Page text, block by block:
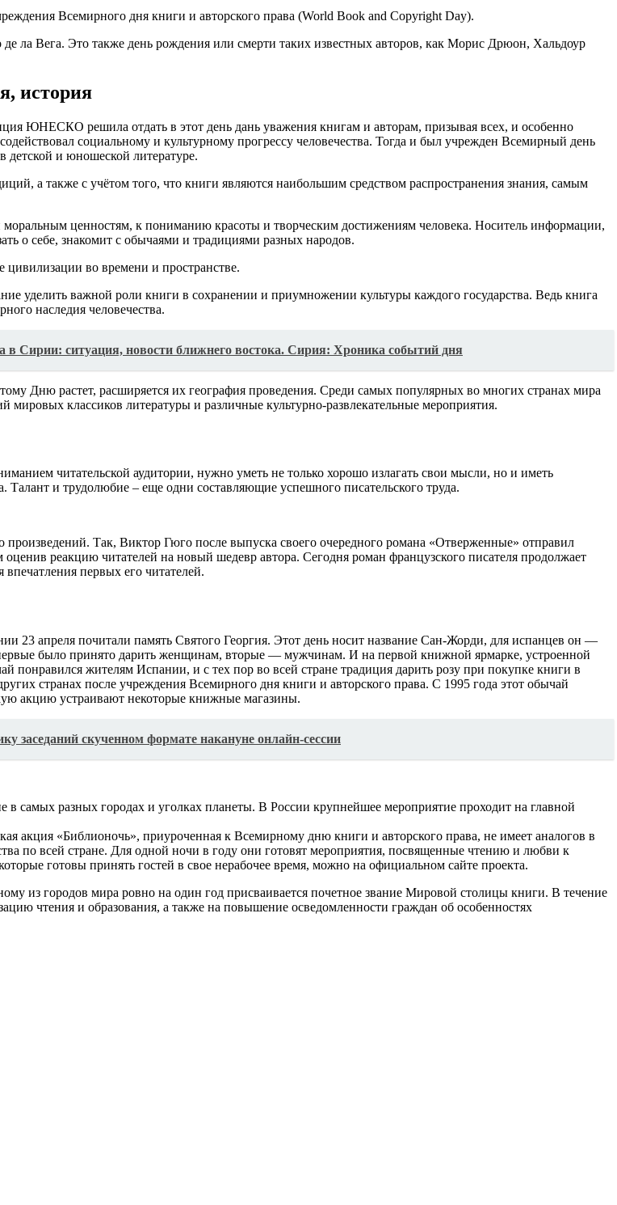
Всемирного дня книги и авторского права (World Book and Copyright Day).
ла Вега. Это также день рождения или смерти таких известных авторов, как Морис Дрюон, Хальдоур
история
ЮНЕСКО решила отдать в этот день дань уважения книгам и авторам, призывая всех, и особенно
социальному и культурному прогрессу человечества. Тогда и был учрежден Всемирный день
и юношеской литературе.
а также с учётом того, что книги являются наибольшим средством распространения знания, самым
ценностям, к пониманию красоты и творческим достижениям человека. Носитель информации,
о себе, знакомит с обычаями и традициями разных народов.
во времени и пространстве.
уделить важной роли книги в сохранении и приумножении культуры каждого государства. Ведь книга
наследия человечества.
в Сирии: ситуация, новости ближнего востока. Сирия: Хроника событий дня
Дню растет, расширяется их география проведения. Среди самых популярных во многих странах мира
классиков литературы и различные культурно-развлекательные мероприятия.
читательской аудитории, нужно уметь не только хорошо излагать свои мысли, но и иметь
и трудолюбие – еще одни составляющие успешного писательского труда.
произведений. Так, Виктор Гюго после выпуска своего очередного романа «Отверженные» отправил
реакцию читателей на новый шедевр автора. Сегодня роман французского писателя продолжает
первых его читателей.
23 апреля почитали память Святого Георгия. Этот день носит название Сан-Жорди, для испанцев он —
было принято дарить женщинам, вторые — мужчинам. И на первой книжной ярмарке, устроенной
понравился жителям Испании, и с тех пор во всей стране традиция дарить розу при покупке книги в
странах после учреждения Всемирного дня книги и авторского права. С 1995 года этот обычай
акцию устраивают некоторые книжные магазины.
заседаний скученном формате накануне онлайн-сессии
разных городах и уголках планеты. В России крупнейшее мероприятие проходит на главной
акция «Библионочь», приуроченная к Всемирному дню книги и авторского права, не имеет аналогов в
по всей стране. Для одной ночи в году они готовят мероприятия, посвященные чтению и любви к
готовы принять гостей в свое нерабочее время, можно на официальном сайте проекта.
из городов мира ровно на один год присваивается почетное звание Мировой столицы книги. В течение
чтения и образования, а также на повышение осведомленности граждан об особенностях